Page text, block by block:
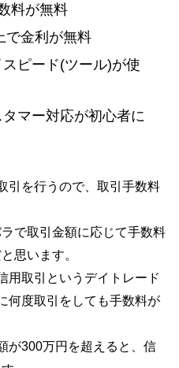
料が無料
で金利が無料
ピード(ツール)が使
マー対応が初心者に
引を行うので、取引手数料
で取引金額に応じて手数料
思います。
用取引というデイトレード
何度取引をしても手数料が
が300万円を超えると、信